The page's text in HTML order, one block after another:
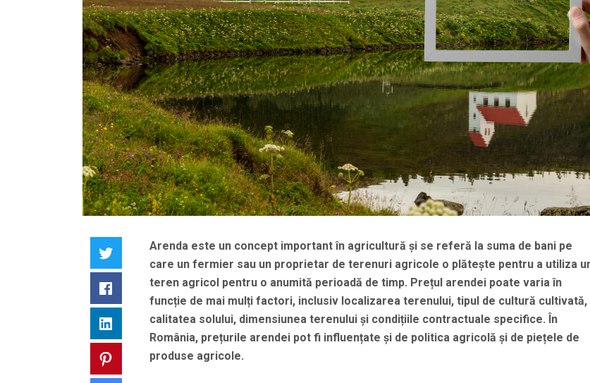
Facebook
LinkedIn
Pinterest
Arenda este un concept important în agricultură și se referă la suma de bani pe
care un fermier sau un proprietar de terenuri agricole o plătește pentru a utiliza
teren agricol pentru o anumită perioadă de timp. Prețul arendei poate varia în
funcție de mai mulți factori, inclusiv localizarea terenului, tipul de cultură cultivată,
calitatea solului, dimensiunea terenului și condițiile contractuale specifice. În
România, prețurile arendei pot fi influențate și de politica agricolă și de piețele de
produse agricole.